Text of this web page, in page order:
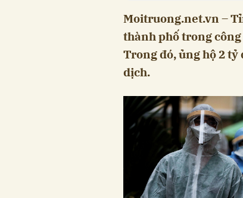
Moitruong.net.vn –
thành phố trong
Trong đó, ủng hộ 2 tỷ
dịch.